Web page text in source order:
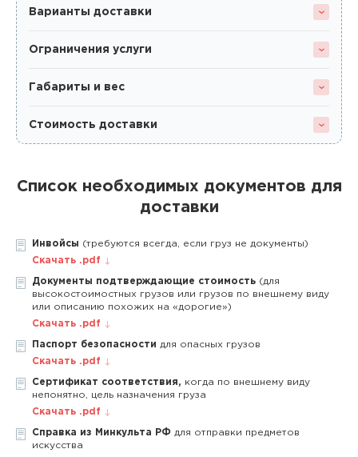
Варианты доставки
Ограничения услуги
Габариты и вес
Стоимость доставки
Список необходимых документов для
доставки
Инвойсы (требуются всегда, если груз не документы)
Скачать .pdf
Документы подтверждающие стоимость (для
высокостоимостных грузов или грузов по внешнему виду
или описанию похожих на «дорогие»)
Скачать .pdf
Паспорт безопасности для опасных грузов
Скачать .pdf
Сертификат соответствия, когда по внешнему виду
непонятно, цель назначения груза
Скачать .pdf
Справка из Минкульта РФ для отправки предметов
искусства